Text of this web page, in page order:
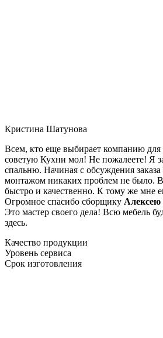
Кристина Шатунова
Всем, кто еще выбирает компанию для
советую Кухни мол! Не пожалеете! Я
спальню. Начиная с обсуждения заказа
монтажом никаких проблем не было.
быстро и качественно. К тому же мне
Огромное спасибо сборщику Алексею
Это мастер своего дела! Всю мебель
здесь.
Качество продукции
Уровень сервиса
Срок изготовления